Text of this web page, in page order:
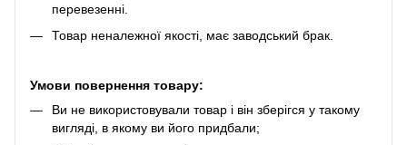
перевезенні.
Товар неналежної якості, має заводський брак.
Умови повернення товару:
Ви не використовували товар і він зберігся у такому
вигляді, в якому ви його придбали;